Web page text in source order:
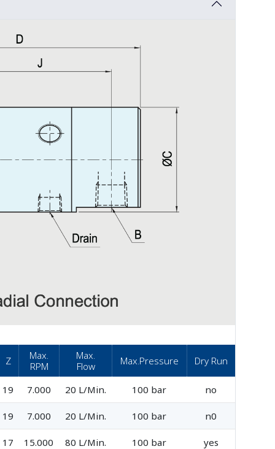
Z
Max.
RPM
Max.
Flow
Max.Pressure Dry Run
19 7.000 20 L/Min. 100 bar no
19 7.000 20 L/Min. 100 bar n0
17 15.000 80 L/Min. 100 bar yes